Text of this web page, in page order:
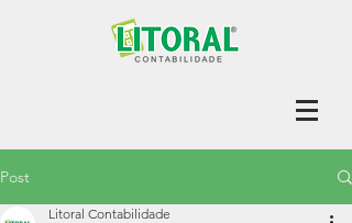
Post
Litoral Contabilidade